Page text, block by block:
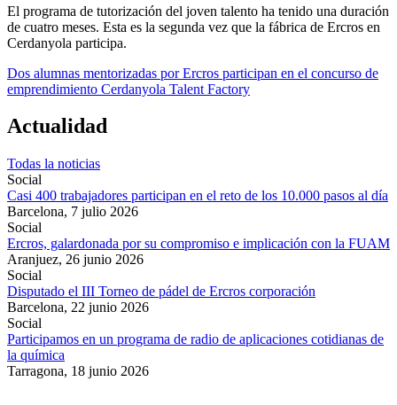
El programa de tutorización del joven talento ha tenido una duración
de cuatro meses. Esta es la segunda vez que la fábrica de Ercros en
Cerdanyola participa.
Dos alumnas mentorizadas por Ercros participan en el concurso de
emprendimiento Cerdanyola Talent Factory
Actualidad
Todas la noticias
Social
Casi 400 trabajadores participan en el reto de los 10.000 pasos al día
Barcelona, 7 julio 2026
Social
Ercros, galardonada por su compromiso e implicación con la FUAM
Aranjuez, 26 junio 2026
Social
Disputado el III Torneo de pádel de Ercros corporación
Barcelona, 22 junio 2026
Social
Participamos en un programa de radio de aplicaciones cotidianas de
la química
Tarragona, 18 junio 2026